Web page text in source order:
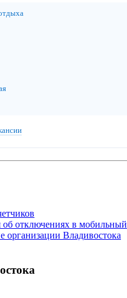
об отключениях в мобильный
организации Владивостока